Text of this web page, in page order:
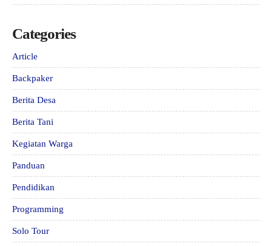
Categories
Article
Backpaker
Berita Desa
Berita Tani
Kegiatan Warga
Panduan
Pendidikan
Programming
Solo Tour